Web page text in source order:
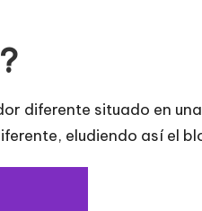
diferente situado en
eludiendo así el